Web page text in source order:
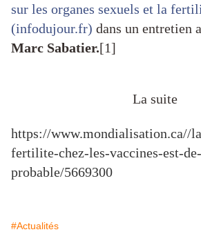
sur les organes sexuels et la
(infodujour.fr) dans un entretien
Marc Sabatier.[1]
La suite
https://www.mondialisation.ca//
fertilite-chez-les-vaccines-est-
probable/5669300
#Actualités